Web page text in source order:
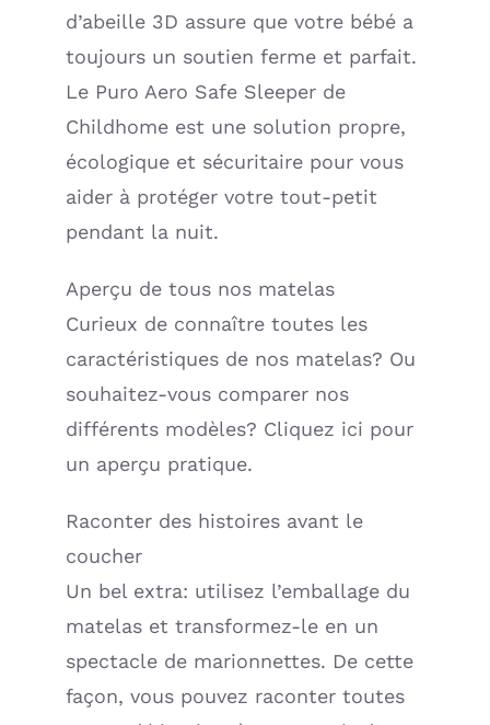
d’abeille 3D assure que votre bébé a
toujours un soutien ferme et parfait.
Le Puro Aero Safe Sleeper de
Childhome est une solution propre,
écologique et sécuritaire pour vous
aider à protéger votre tout-petit
pendant la nuit.
Aperçu de tous nos matelas
Curieux de connaître toutes les
caractéristiques de nos matelas? Ou
souhaitez-vous comparer nos
différents modèles? Cliquez ici pour
un aperçu pratique.
Raconter des histoires avant le
coucher
Un bel extra: utilisez l’emballage du
matelas et transformez-le en un
spectacle de marionnettes. De cette
façon, vous pouvez raconter toutes